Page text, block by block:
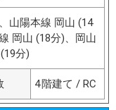
山陽本線 岡山 (14
岡山 (18分)、岡山
分)
4階建て / RC